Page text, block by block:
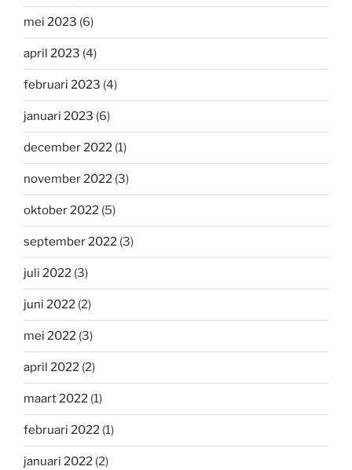
mei 2023 (6)
april 2023 (4)
februari 2023 (4)
januari 2023 (6)
december 2022 (1)
november 2022 (3)
oktober 2022 (5)
september 2022 (3)
juli 2022 (3)
juni 2022 (2)
mei 2022 (3)
april 2022 (2)
maart 2022 (1)
februari 2022 (1)
januari 2022 (2)